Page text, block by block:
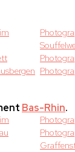
Bas-Rhin.